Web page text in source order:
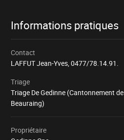
Informations pratiques
Contact
LAFFUT Jean-Yves,0477/78.14.91.
Triage
Triage De Gedinne (Cantonnement de
Beauraing)
Propriétaire